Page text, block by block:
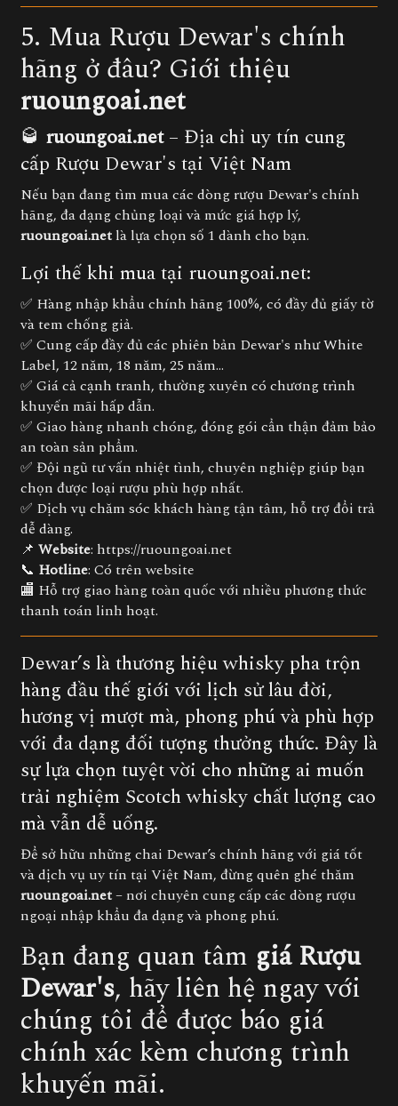
5. Mua Rượu Dewar's chính
hãng ở đâu? Giới thiệu
ruoungoai.net
🥃 ruoungoai.net– Địa chỉ uy tín cung
cấp Rượu Dewar's tại Việt Nam
Nếu bạn đang tìm mua các dòng rượu Dewar's chính
hãng, đa dạng chủng loại và mức giá hợp lý,
ruoungoai.net là lựa chọn số 1 dành cho bạn.
Lợi thế khi mua tại ruoungoai.net:
✅ Hàng nhập khẩu chính hãng 100%, có đầy đủ giấy tờ
và tem chống giả.
✅ Cung cấp đầy đủ các phiên bản Dewar's như White
Label, 12 năm, 18 năm, 25 năm…
✅ Giá cả cạnh tranh, thường xuyên có chương trình
khuyến mãi hấp dẫn.
✅ Giao hàng nhanh chóng, đóng gói cẩn thận đảm bảo
an toàn sản phẩm.
✅ Đội ngũ tư vấn nhiệt tình, chuyên nghiệp giúp bạn
chọn được loại rượu phù hợp nhất.
✅ Dịch vụ chăm sóc khách hàng tận tâm, hỗ trợ đổi trả
dễ dàng.
📌 Website: https://ruoungoai.net
📞 Hotline: Có trên website
🏬 Hỗ trợ giao hàng toàn quốc với nhiều phương thức
thanh toán linh hoạt.
Dewar’s là thương hiệu whisky pha trộn
hàng đầu thế giới với lịch sử lâu đời,
hương vị mượt mà, phong phú và phù hợp
với đa dạng đối tượng thưởng thức. Đây là
sự lựa chọn tuyệt vời cho những ai muốn
trải nghiệm Scotch whisky chất lượng cao
mà vẫn dễ uống.
Để sở hữu những chai Dewar’s chính hãng với giá tốt
và dịch vụ uy tín tại Việt Nam, đừng quên ghé thăm
ruoungoai.net– nơi chuyên cung cấp các dòng rượu
ngoại nhập khẩu đa dạng và phong phú.
Bạn đang quan tâm giá Rượu
Dewar's, hãy liên hệ ngay với
chúng tôi để được báo giá
chính xác kèm chương trình
khuyến mãi.